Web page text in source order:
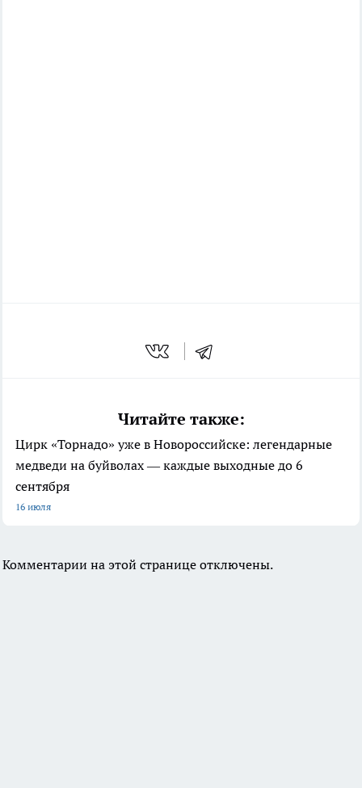
Читайте также:
Цирк «Торнадо» уже в Новороссийске: легендарные
медведи на буйволах — каждые выходные до 6
сентября
16 июля
Комментарии на этой странице отключены.